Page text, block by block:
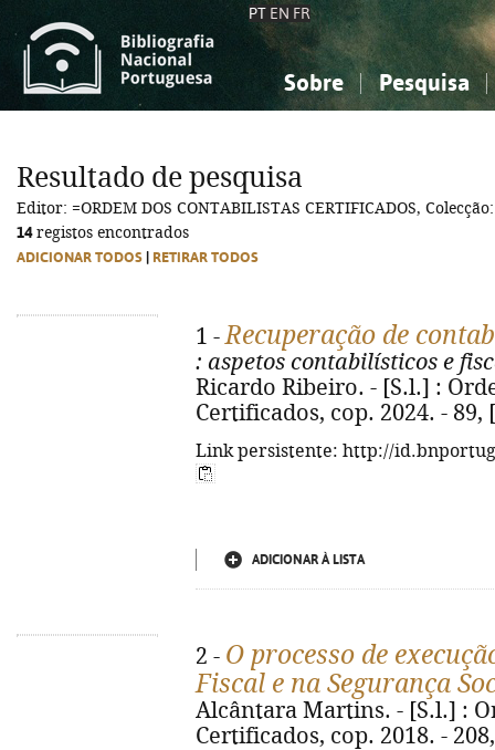
PT EN FR
Sobre Pesquisa
Ciências sociais...
Ciências sociais...
Resultado de pesquisa
Editor: =ORDEM DOS CONTABILISTAS CERTIFICADOS, Colecção:
14registos encontrados
ADICIONAR TODOS RETIRAR TODOS
1 -Recuperação de
: aspetos contabilísticos e
Ricardo Ribeiro. - [S.l.] :
Certificados, cop. 2024. - 89,
Link persistente: http://
ADICIONAR À LISTA
2 - O processo de
Fiscal e na Segurança
Alcântara Martins. - [S.l.] :
Certificados, cop. 2018. -